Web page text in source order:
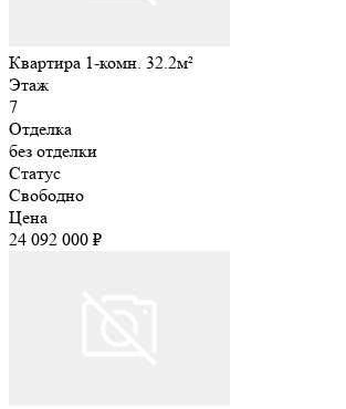
Квартира 1-комн. 32.2м²
Этаж
7
Отделка
без отделки
Статус
Свободно
Цена
24 092 000 ₽